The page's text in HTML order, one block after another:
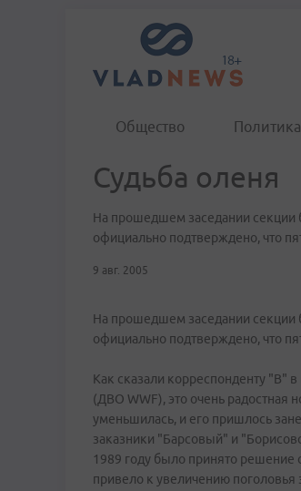
Общество Политика
Судьба оленя
На прошедшем заседании секции
официально подтверждено, что
9 авг. 2005
На прошедшем заседании секции
официально подтверждено, что
Как сказали корреспонденту "В"
(ДВО WWF), это очень радостная
уменьшилась, и его пришлось
заказники "Барсовый" и
1989 году было принято решение
привело к увеличению поголовья